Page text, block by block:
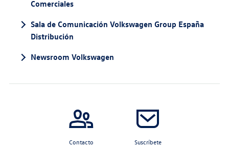
Comerciales
Sala de Comunicación Volkswagen Group España
Distribución
Newsroom Volkswagen
Contacto Suscríbete